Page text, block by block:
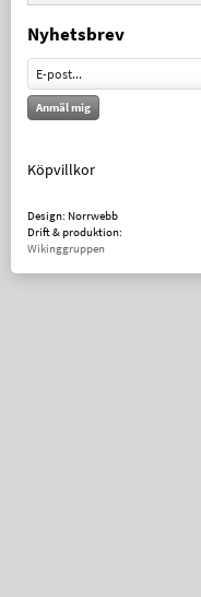
Nyhetsbrev
Anmäl mig
Köpvillkor
Design: Norrwebb
Drift & produktion:
Wikinggruppen